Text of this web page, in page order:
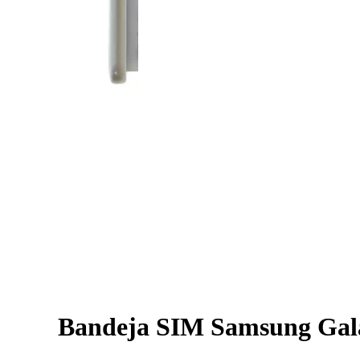
Bandeja SIM Samsung